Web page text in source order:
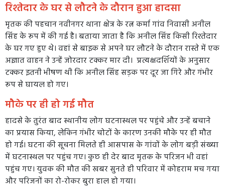
रिश्तेदार के घर से लौटने के दौरान हुआ हादसा
मृतक की पहचान नवीनगर थाना क्षेत्र के रत्न कर्मा गांव निवासी अनील
सिंह के रूप में की गई है। बताया जाता है कि अनील सिंह किसी रिश्तेदार
के घर गए हुए थे। वहां से बाइक से अपने घर लौटने के दौरान रास्ते में एक
अज्ञात वाहन ने उन्हें जोरदार टक्कर मार दी। प्रत्यक्षदर्शियों के अनुसार
टक्कर इतनी भीषण थी कि अनील सिंह सड़क पर दूर जा गिरे और गंभीर
रूप से घायल हो गए।
मौके पर ही हो गई मौत
हादसे के तुरंत बाद स्थानीय लोग घटनास्थल पर पहुंचे और उन्हें बचाने
का प्रयास किया, लेकिन गंभीर चोटों के कारण उनकी मौके पर ही मौत
हो गई। घटना की सूचना मिलते ही आसपास के गांवों के लोग बड़ी संख्या
में घटनास्थल पर पहुंच गए। कुछ ही देर बाद मृतक के परिजन भी वहां
पहुंच गए। युवक की मौत की खबर सुनते ही परिवार में कोहराम मच गया
और परिजनों का रो-रोकर बुरा हाल हो गया।